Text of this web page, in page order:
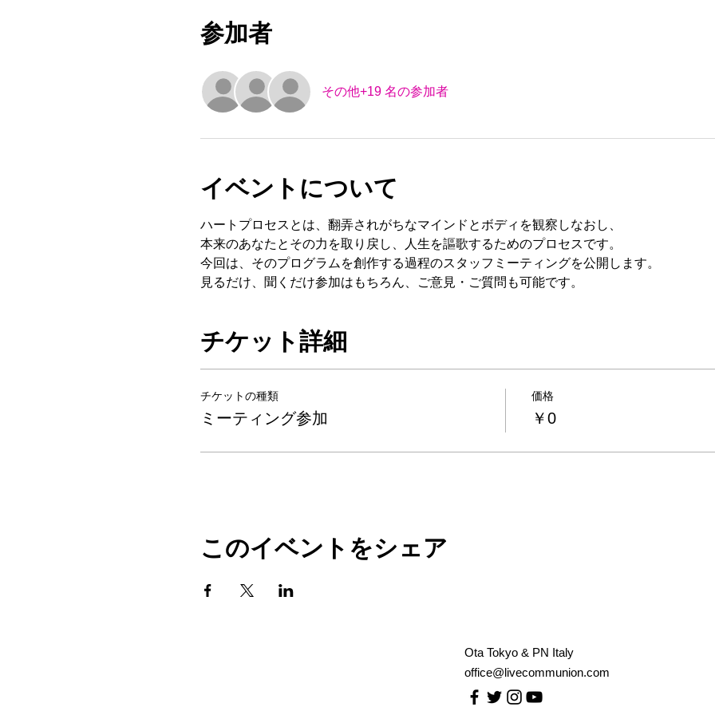
参加者
その他+19 名の参加者
イベントについて
ハートプロセスとは、翻弄されがちなマインドとボディを観察しなおし、
本来のあなたとその力を取り戻し、人生を謳歌するためのプロセスです。
今回は、そのプログラムを創作する過程のスタッフミーティングを公開します。
見るだけ、聞くだけ参加はもちろん、ご意見・ご質問も可能です。
チケット詳細
チケットの種類
ミーティング参加
価格
￥0
このイベントをシェア
Ota Tokyo & PN Italy
office@livecommunion.com